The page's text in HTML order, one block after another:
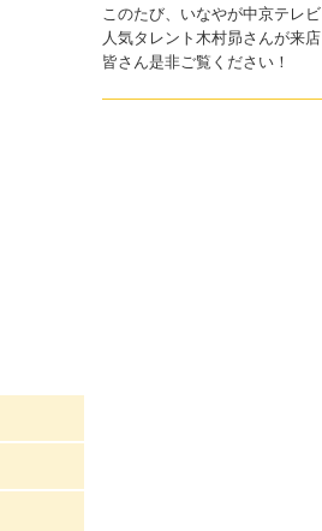
このたび、いなやが中京テレ
人気タレント木村昴さんが来
皆さん是非ご覧ください！